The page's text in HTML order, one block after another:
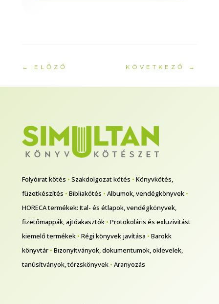
← ELŐZŐ KÖVETKEZŐ →
Folyóirat kötés • Szakdolgozat kötés • Könyvkötés,
füzetkészítés • Bibliakötés • Albumok, vendégkönyvek•
HORECA termékek: Ital- és étlapok, vendégkönyvek,
fizetőmappák, ajtóakasztók• Protokoláris és exluzivitást
kiemelő termékek• Régi könyvek javítása • Barokk
könyvtár• Bizonyítványok, dokumentumok, oklevelek,
tanúsítványok, törzskönyvek• Aranyozás